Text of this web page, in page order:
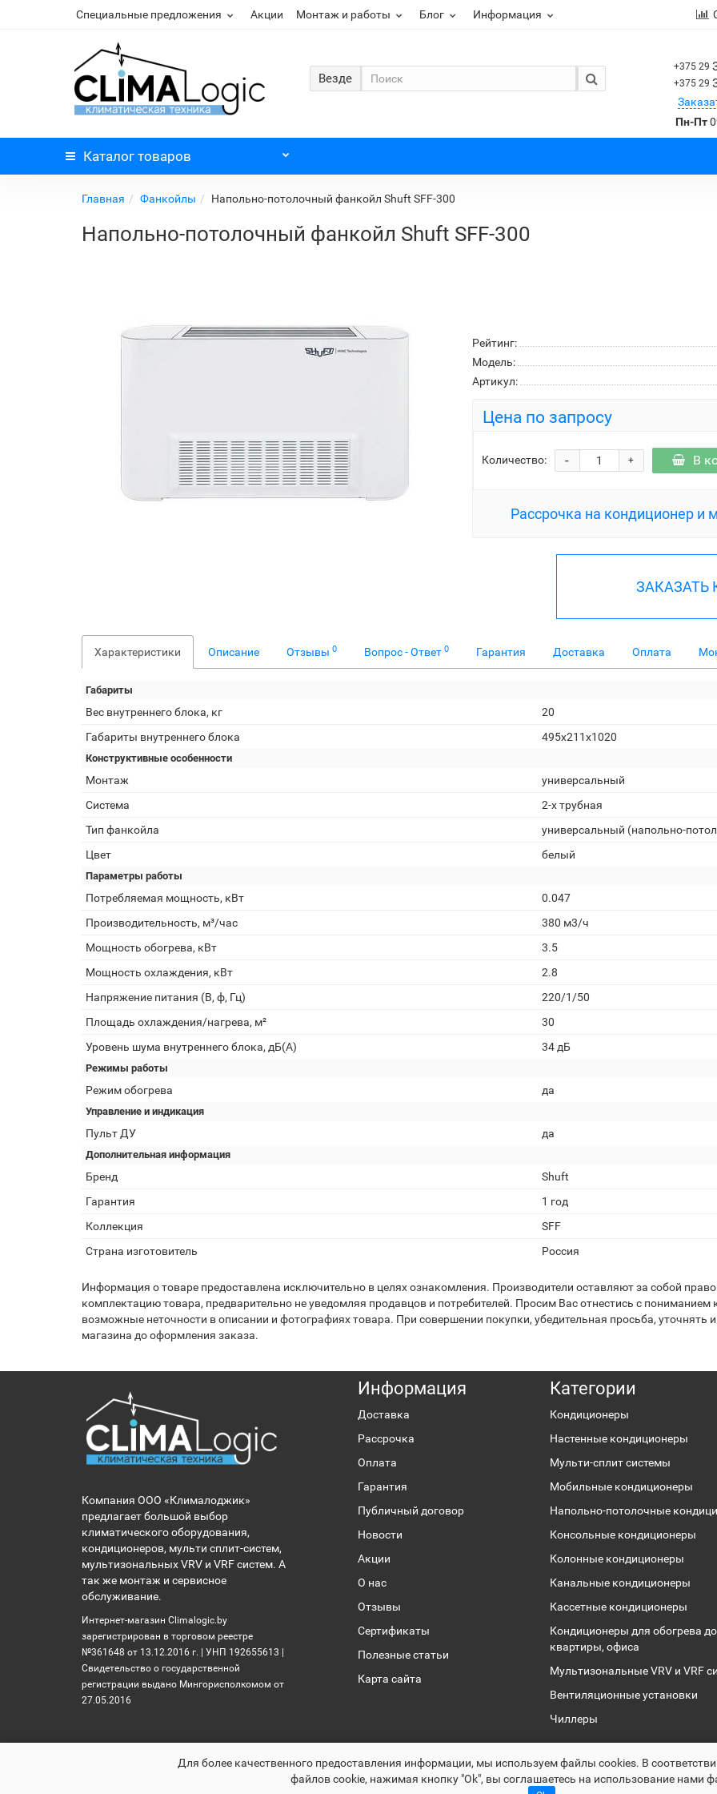
Специальные предложения Акции Монтаж и работы Блог Информация
Везде
+375 29
+375 29
Пн-Пт
Каталог товаров
Главная Фанкойлы Напольно-потолочный фанкойл Shuft SFF-300
Напольно-потолочный фанкойл Shuft SFF-300
Рейтинг:
Модель:
Артикул:
Цена по запросу
Количество: +
- В
Рассрочка на кондиционер и
ЗАКАЗАТЬ
Характеристики Описание Отзывы 0 Вопрос - Ответ 0 Гарантия Доставка Оплата
Габариты
Вес внутреннего блока, кг
20
Габариты внутреннего блока
495x211x1020
Конструктивные особенности
Монтаж
универсальный
Система
2-х трубная
Тип фанкойла
универсальный (напольно-
Цвет
белый
Параметры работы
Потребляемая мощность, кВт
0.047
Производительность, м³/час
380 м3/ч
Мощность обогрева, кВт
3.5
Мощность охлаждения, кВт
2.8
Напряжение питания (В, ф, Гц)
220/1/50
Площадь охлаждения/нагрева, м²
30
Уровень шума внутреннего блока, дБ(А)
34 дБ
Режимы работы
Режим обогрева да
Управление и индикация
Пульт ДУ да
Дополнительная информация
Бренд
Shuft
Гарантия
1 год
Коллекция
SFF
Страна изготовитель
Россия
Информация о товаре предоставлена исключительно в целях ознакомления. Производители оставляют за собой
комплектацию товара, предварительно не уведомляя продавцов и потребителей. Просим Вас отнестись с
возможные неточности в описании и фотографиях товара. При совершении покупки, убедительная просьба, уточнять
магазина до оформления заказа.
Компания ООО «Клималоджик»
предлагает большой выбор
климатического оборудования,
кондиционеров, мульти сплит-систем,
мультизональных VRV и VRF систем. А
так же монтаж и сервисное
обслуживание.
Интернет-магазин Climalogic.by
зарегистрирован в торговом реестре
№361648 от 13.12.2016 г. | УНП 192655613 |
Свидетельство о государственной
регистрации выдано Мингорисполкомом от
27.05.2016
Информация
Доставка
Рассрочка
Оплата
Гарантия
Публичный договор
Новости
Акции
О нас
Отзывы
Сертификаты
Полезные статьи
Карта сайта
Категории
Кондиционеры
Настенные кондиционеры
Мульти-сплит системы
Мобильные кондиционеры
Напольно-потолочные
Консольные кондиционеры
Колонные кондиционеры
Канальные кондиционеры
Кассетные кондиционеры
Кондиционеры для обогрева
квартиры, офиса
Мультизональные VRV и VRF
Вентиляционные установки
Чиллеры
Раскрутка -cropas.by
Climalogic.by © 2016 - 2025
Для более качественного предоставления информации, мы используем файлы сookies. В
файлов cookie, нажимая кнопку "Ok", вы соглашаетесь на использование нами